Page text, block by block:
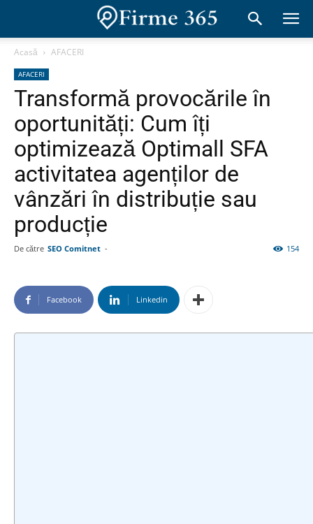
Acasă AFACERI
AFACERI
Transformă provocările în
oportunități: Cum îți
optimizează Optimall SFA
activitatea agenților de
vânzări în distribuție sau
producție
De către SEO Comitnet - 154
Facebook Linkedin